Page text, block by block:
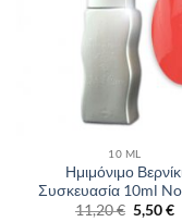
10 ML
Ημιμόνιμο
Συσκευασία 10ml
11,20€ Original
5,50€Η